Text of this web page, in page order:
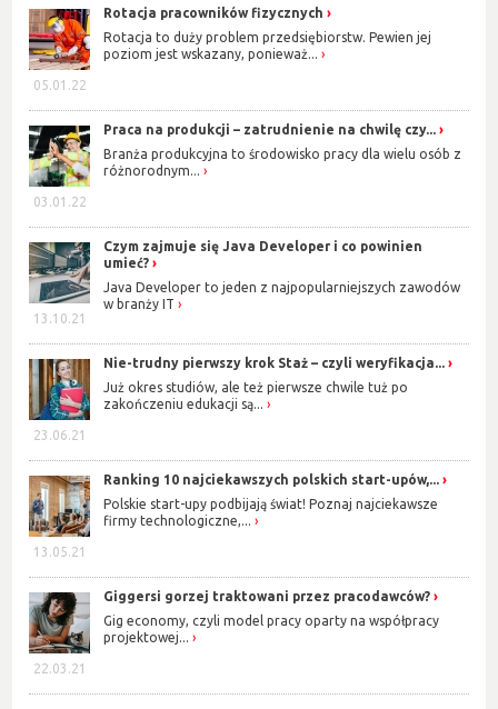
05.01.22
Rotacja pracowników fizycznych
Rotacja to duży problem przedsiębiorstw. Pewien jej
poziom jest wskazany, ponieważ...
03.01.22
Praca na produkcji – zatrudnienie na chwilę czy...
Branża produkcyjna to środowisko pracy dla wielu osób z
różnorodnym...
13.10.21
Czym zajmuje się Java Developer i co powinien
umieć?
Java Developer to jeden z najpopularniejszych zawodów
w branży IT
23.06.21
Nie-trudny pierwszy krok Staż – czyli weryfikacja...
Już okres studiów, ale też pierwsze chwile tuż po
zakończeniu edukacji są...
13.05.21
Ranking 10 najciekawszych polskich start-upów,...
Polskie start-upy podbijają świat! Poznaj najciekawsze
firmy technologiczne,...
22.03.21
Giggersi gorzej traktowani przez pracodawców?
Gig economy, czyli model pracy oparty na współpracy
projektowej...